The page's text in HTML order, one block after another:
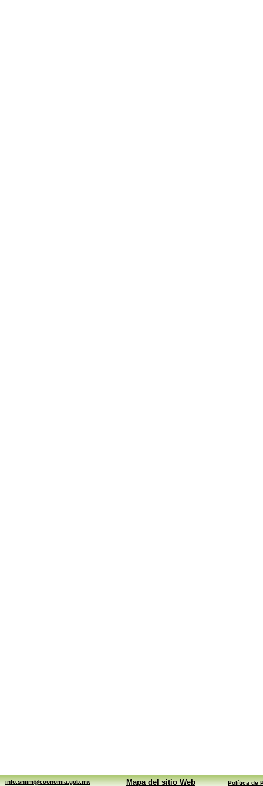
info.sniim@economia.gob.mx Mapa del sitio Web Política de